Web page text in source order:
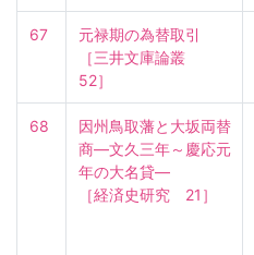
67
元禄期の為替取引
［三井文庫論叢
52］
68
因州鳥取藩と大坂両替
商―文久三年～慶応元
年の大名貸―
［経済史研究　21］